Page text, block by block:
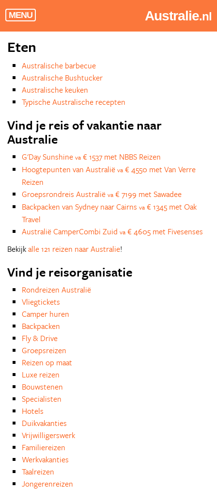
MENU Australie.nl
Eten
Australische barbecue
Australische Bushtucker
Australische keuken
Typische Australische recepten
Vind je reis of vakantie naar
Australie
G'Day Sunshine va € 1537 met NBBS Reizen
Hoogtepunten van Australië va € 4550 met Van Verre
Reizen
Groepsrondreis Australië va € 7199 met Sawadee
Backpacken van Sydney naar Cairns va € 1345 met Oak
Travel
Australië CamperCombi Zuid va € 4605 met Fivesenses
Bekijkalle 121 reizen naar Australie!
Vind je reisorganisatie
Rondreizen Australië
Vliegtickets
Camper huren
Backpacken
Fly & Drive
Groepsreizen
Reizen op maat
Luxe reizen
Bouwstenen
Specialisten
Hotels
Duikvakanties
Vrijwilligerswerk
Familiereizen
Werkvakanties
Taalreizen
Jongerenreizen